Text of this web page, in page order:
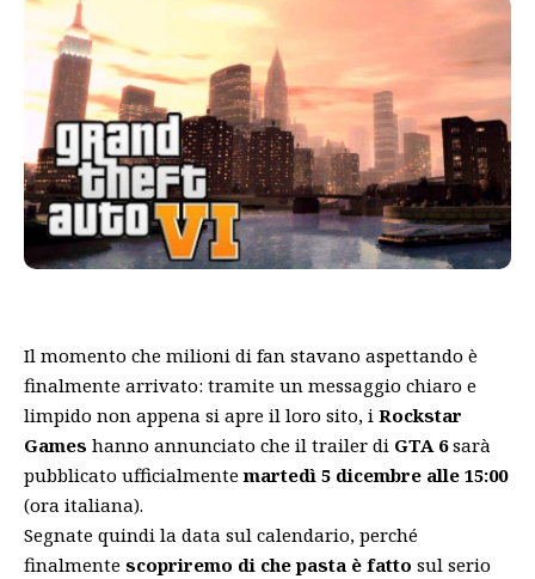
Il momento che milioni di fan stavano aspettando è
finalmente arrivato: tramite un messaggio chiaro e
limpido non appena si apre il loro sito, i Rockstar
Games hanno annunciato che il trailer di GTA 6sarà
pubblicato ufficialmentemartedì 5 dicembre alle 15:00
(ora italiana).
Segnate quindi la data sul calendario, perché
finalmente scopriremo di che pasta è fatto sul serio